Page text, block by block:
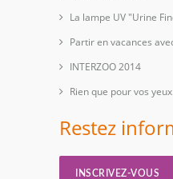
La lampe UV "Urine
Partir en vacances
INTERZOO 2014
Rien que pour vos
Restez
INSCRIVEZ-VOUS